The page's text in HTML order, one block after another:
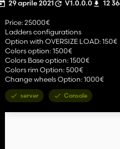
29 aprile 2021 V1.0.0.0 12
Price: 25000€
Ladders configurations
Option with OVERSIZE LOAD: 150€
Colors option: 1500€
Colors Base option: 1500€
Colors rim Option: 500€
Change wheels Option: 1000€
server Console